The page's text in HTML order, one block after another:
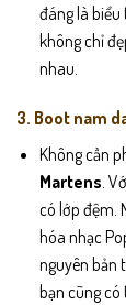
đáng là
không chỉ
nhau.
3. Boot nam
Không cần
Martens.
có lớp đệm.
hóa nhạc
nguyên bản
bạn cũng